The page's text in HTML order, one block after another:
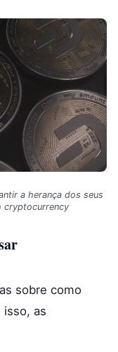
a herança dos seus
cryptocurrency
sobre como
isso, as